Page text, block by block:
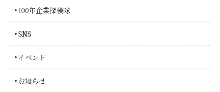
100年企業探検隊
SNS
イベント
お知らせ